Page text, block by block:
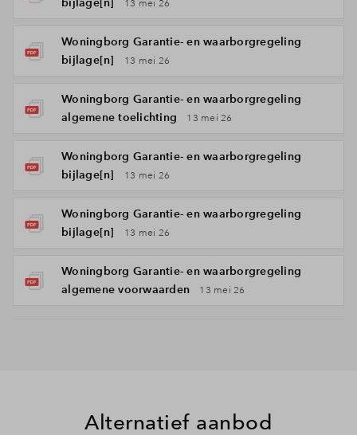
13 mei 26
Woningborg Garantie- en waarborgregeling
bijlage[n]
13 mei 26
Woningborg Garantie- en waarborgregeling
algemene toelichting
13 mei 26
Woningborg Garantie- en waarborgregeling
bijlage[n]
13 mei 26
Woningborg Garantie- en waarborgregeling
bijlage[n]
13 mei 26
Woningborg Garantie- en waarborgregeling
algemene voorwaarden
13 mei 26
Alternatief aanbod